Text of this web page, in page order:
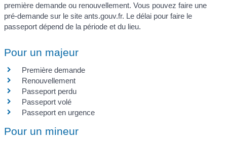
première demande ou renouvellement. Vous pouvez faire une
pré-demande sur le site ants.gouv.fr. Le délai pour faire le
passeport dépend de la période et du lieu.
Pour un majeur
Première demande
Renouvellement
Passeport perdu
Passeport volé
Passeport en urgence
Pour un mineur